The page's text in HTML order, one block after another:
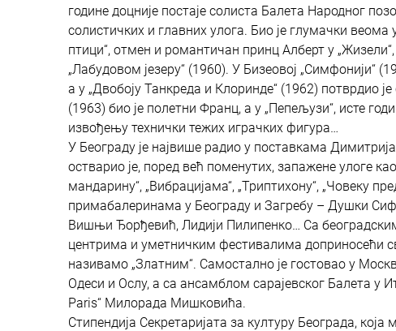
године доцније постаје солиста Балета Народног
солистичких и главних улога. Био је глумачки
птици“, отмен и романтичан принц Алберт у
„Лабудовом језеру“ (1960). У Бизеовој „Симфонији“
а у „Двобоју Танкреда и Клоринде“ (1962) потврдио
(1963) био је полетни Франц, а у „Пепељузи“, исте
извођењу технички тежих играчких фигура…
У Београду је највише радио у поставкама
остварио је, поред већ поменутих, запажене улоге
мандарину“, „Вибрацијама“, „Триптихону“, „Човеку
примабалеринама у Београду и Загребу – Душки
Вишњи Ђорђевић, Лидији Пилипенко… Са
центрима и уметничким фестивалима доприносећи
називамо „Златним“. Самостално је гостовао у
Одеси и Ослу, а са ансамблом сарајевског Балета у
Paris“ Милорада Мишковића.
Стипендија Секретаријата за културу Београда,